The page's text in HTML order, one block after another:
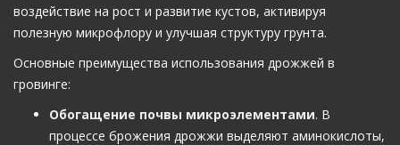
воздействие на рост и развитие кустов, активируя
полезную микрофлору и улучшая структуру грунта.
Основные преимущества использования дрожжей в
гровинге:
Обогащение почвы микроэлементами. В
процессе брожения дрожжи выделяют аминокислоты,